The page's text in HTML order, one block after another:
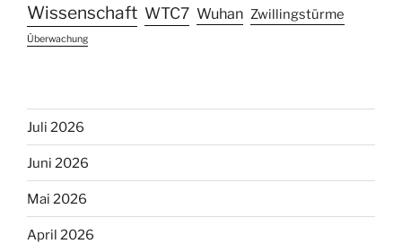
Wissenschaft WTC7 Wuhan Zwillingstürme
Überwachung
Juli 2026
Juni 2026
Mai 2026
April 2026